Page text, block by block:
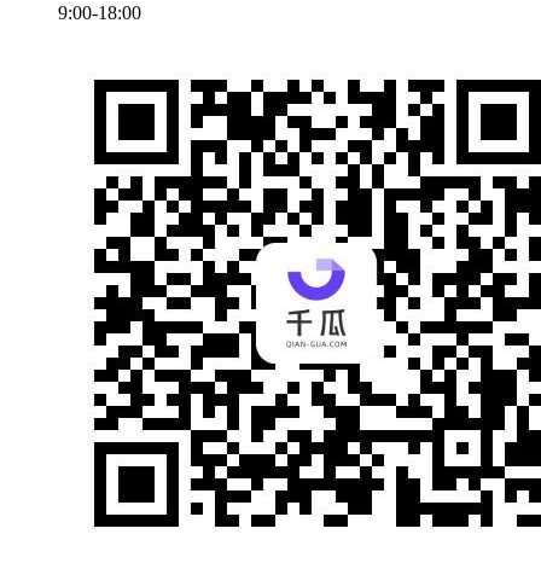
9:00-18:00